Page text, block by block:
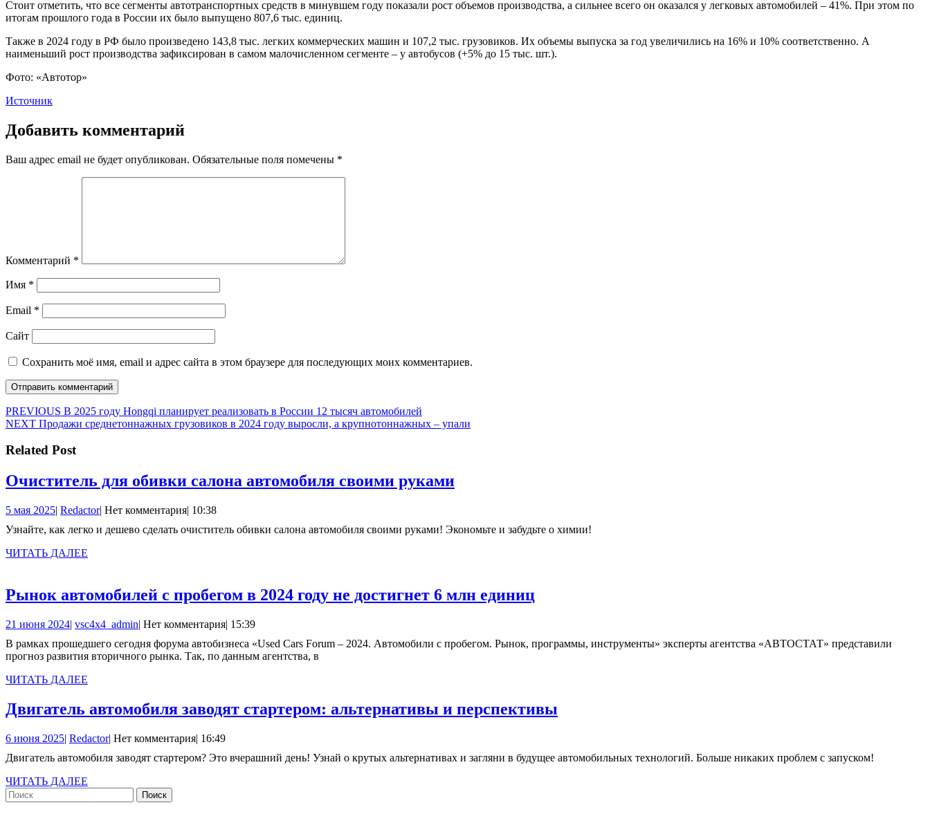
Стоит отметить, что все сегменты автотранспортных средств в минувшем году показали рост объемов производства, а сильнее всего он оказался у легковых автомобилей – 41%. При этом по
итогам прошлого года в России их было выпущено 807,6 тыс. единиц.
Также в 2024 году в РФ было произведено 143,8 тыс. легких коммерческих машин и 107,2 тыс. грузовиков. Их объемы выпуска за год увеличились на 16% и 10% соответственно. А
наименьший рост производства зафиксирован в самом малочисленном сегменте – у автобусов (+5% до 15 тыс. шт.).
Фото: «Автотор»
Источник
Добавить комментарий
Ваш адрес email не будет опубликован. Обязательные поля помечены *
Комментарий *
Имя *
Email *
Сайт
Сохранить моё имя, email и адрес сайта в этом браузере для последующих моих комментариев.
Навигация
по
записям
PREVIOUS Предыдущая
запись:
В 2025 году Hongqi планирует реализовать в России 12 тысяч автомобилей
NEXT Следующая
Продажи среднетоннажных грузовиков в 2024 году выросли, а крупнотоннажных – упали
Related Post
Очиститель для обивки салона автомобиля своими рукамиОчиститель
салона
руками
5 мая 20255
2025
| RedactorRedactor
| Нет комментария| 10:38
Узнайте, как легко и дешево сделать очиститель обивки салона автомобиля своими руками! Экономьте и забудьте о химии!
ЧИТАТЬ ДАЛЕЕ
Рынок автомобилей с пробегом в 2024 году не достигнет 6 млн единицРынок
пробегом
году
6
21 июня 202421
2024
| vsc4x4_adminvsc4x4_admin
| Нет комментария| 15:39
В рамках прошедшего сегодня форума автобизнеса «Used Cars Forum – 2024. Автомобили с пробегом. Рынок, программы, инструменты» эксперты агентства «АВТОСТАТ» представили
прогноз развития вторичного рынка. Так, по данным агентства, в
ЧИТАТЬ ДАЛЕЕ
Двигатель автомобиля заводят стартером: альтернативы и перспективы
стартером:
6 июня 20256
2025
| RedactorRedactor
| Нет комментария| 16:49
Двигатель автомобиля заводят стартером? Это вчерашний день! Узнай о крутых альтернативах и загляни в будущее автомобильных технологий. Больше никаких проблем с запуском!
ЧИТАТЬ ДАЛЕЕ
Найти: